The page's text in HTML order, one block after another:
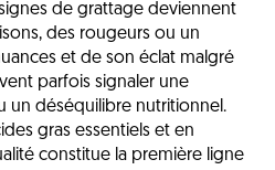
de grattage deviennent
des rougeurs ou un
et de son éclat malgré
parfois signaler une
un déséquilibre nutritionnel.
gras essentiels et en
constitue la première ligne